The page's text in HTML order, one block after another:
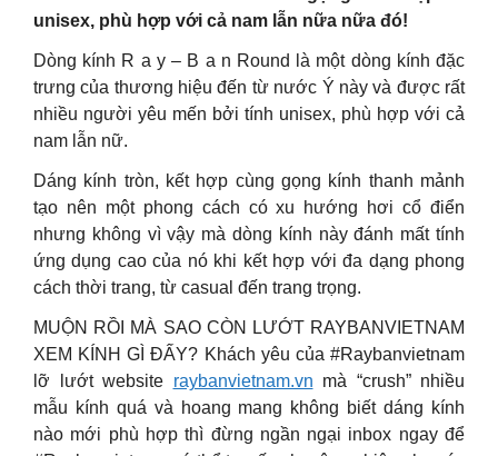
unisex, phù hợp với cả nam lẫn nữa nữa đó!
Dòng kính R a y – B a n Round là một dòng kính đặc
trưng của thương hiệu đến từ nước Ý này và được rất
nhiều người yêu mến bởi tính unisex, phù hợp với cả
nam lẫn nữ.
Dáng kính tròn, kết hợp cùng gọng kính thanh mảnh
tạo nên một phong cách có xu hướng hơi cổ điển
nhưng không vì vậy mà dòng kính này đánh mất tính
ứng dụng cao của nó khi kết hợp với đa dạng phong
cách thời trang, từ casual đến trang trọng.
MUỘN RỒI MÀ SAO CÒN LƯỚT RAYBANVIETNAM
XEM KÍNH GÌ ĐẤY? Khách yêu của #Raybanvietnam
lỡ lướt website raybanvietnam.vn mà “crush” nhiều
mẫu kính quá và hoang mang không biết dáng kính
nào mới phù hợp thì đừng ngần ngại inbox ngay để